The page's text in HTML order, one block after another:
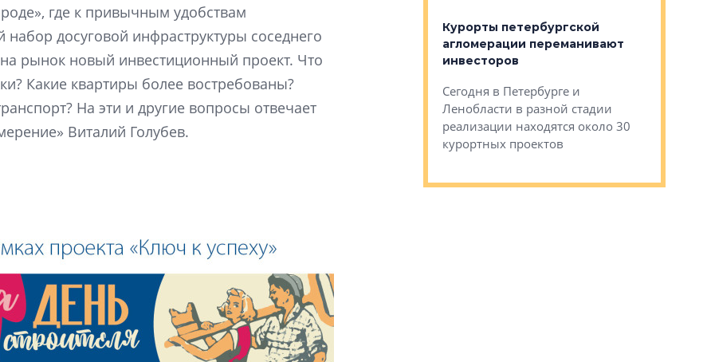
где к привычным удобствам
досуговой инфраструктуры соседнего
рынок новый инвестиционный проект. Что
Какие квартиры более востребованы?
На эти и другие вопросы отвечает
Виталий Голубев.
9% дешевле строящихся
Центробанк: квартиры в домах
2020-2026 годов постройки на 9%
дешевле строящихся
Курорты петербургской
агломерации переманивают
инвесторов
Сегодня в Петербурге и
Ленобласти в разной стадии
реализации находятся около 30
курортных проектов